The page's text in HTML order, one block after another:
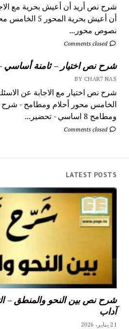
شرح نص أريد أن أعيش بحرية مع
أن أعيش بحرية
نصوص محور...
Comments closed
شرح نص اختيار – ثامنة أساسي
BY CHAR7 NAS
الخامس محور أحلام ومطامح -
ومطامح 8 اساسي - تحضير...
Comments closed
LATEST POSTS
شرح نص بين النحو والمنطق –
آداب
21 يناير، 2026